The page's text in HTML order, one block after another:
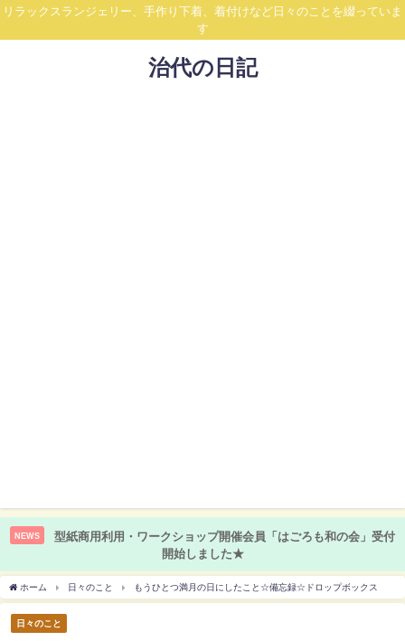
リラックスランジェリー、手作り下着、着付けなど日々のことを綴っていま
す
治代の日記
NEWS
型紙商用利用・ワークショップ開催会員「はごろも和の会」受付
開始しました★
ホーム 日々のこと もうひとつ満月の日にしたこと☆備忘録☆ドロップボックス
日々のこと